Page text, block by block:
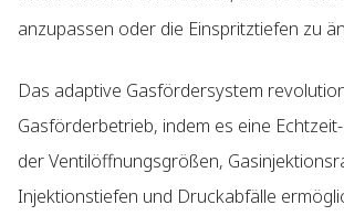
anzupassen oder die Einspritztiefen zu
Das adaptive Gasfördersystem
Gasförderbetrieb, indem es eine
der Ventilöffnungsgrößen,
Injektionstiefen und Druckabfälle